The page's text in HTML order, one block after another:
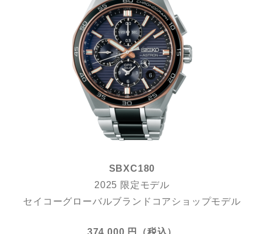
SBXC180
2025 限定モデル
セイコーグローバルブランドコアショップモデル
374,000 円（税込）